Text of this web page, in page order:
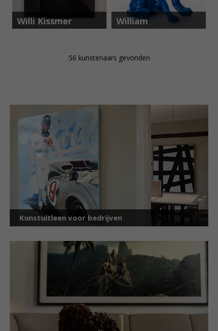
Willi Kissmer William
Sweetlove
56 kunstenaars gevonden
Kunstuitleen voor bedrijven